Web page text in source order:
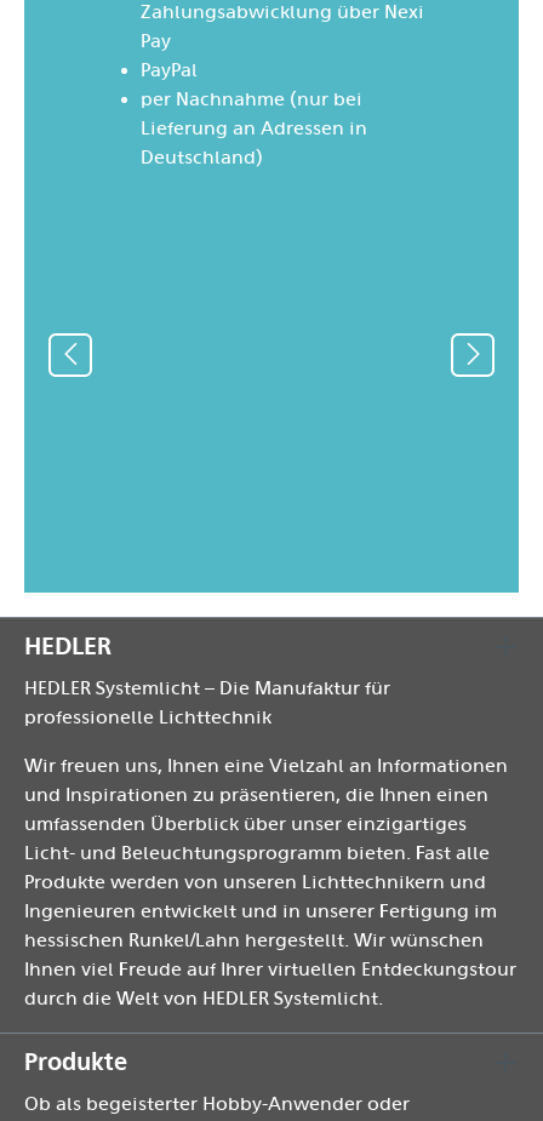
Zahlungsabwicklung über Nexi
Pay
PayPal
per Nachnahme (nur bei
Lieferung an Adressen in
Deutschland)
HEDLER
HEDLER Systemlicht – Die Manufaktur für
professionelle Lichttechnik
Wir freuen uns, Ihnen eine Vielzahl an Informationen
und Inspirationen zu präsentieren, die Ihnen einen
umfassenden Überblick über unser einzigartiges
Licht- und Beleuchtungsprogramm bieten. Fast alle
Produkte werden von unseren Lichttechnikern und
Ingenieuren entwickelt und in unserer Fertigung im
hessischen Runkel/Lahn hergestellt. Wir wünschen
Ihnen viel Freude auf Ihrer virtuellen Entdeckungstour
durch die Welt von HEDLER Systemlicht.
Produkte
Ob als begeisterter Hobby-Anwender oder